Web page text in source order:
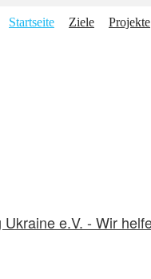
Startseite Ziele Projekte